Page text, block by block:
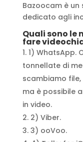
Bazoocam è un
dedicato agli
Quali sono le
fare
1) WhatsApp.
tonnellate di
scambiamo file,
ma è possibile
in video.
2) Viber.
3) ooVoo.